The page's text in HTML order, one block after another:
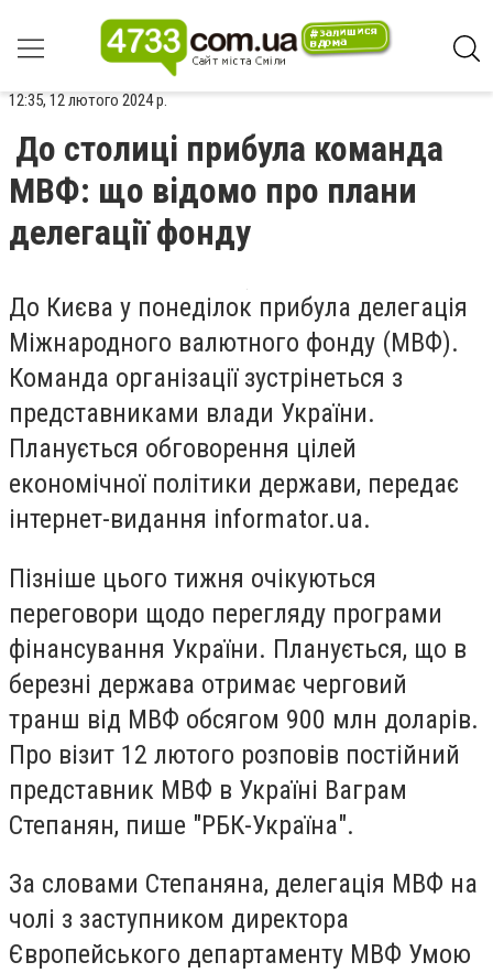
12:35, 12 лютого 2024 р.
До столиці прибула команда
МВФ: що відомо про плани
делегації фонду
До Києва у понеділок прибула делегація
Міжнародного валютного фонду (МВФ).
Команда організації зустрінеться з
представниками влади України.
Планується обговорення цілей
економічної політики держави, передає
інтернет-видання informator.ua.
Пізніше цього тижня очікуються
переговори щодо перегляду програми
фінансування України. Планується, що в
березні держава отримає черговий
транш від МВФ обсягом 900 млн доларів.
Про візит 12 лютого розповів постійний
представник МВФ в Україні Ваграм
Степанян, пише "РБК-Україна".
За словами Степаняна, делегація МВФ на
чолі з заступником директора
Європейського департаменту МВФ Умою